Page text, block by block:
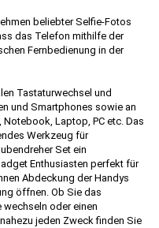
beliebter Selfie-Fotos
das Telefon mithilfe der
Fernbedienung in der
Tastaturwechsel und
und Smartphones sowie an
Notebook, Laptop, PC etc. Das
Werkzeug für
Set ein
Enthusiasten perfekt für
Abdeckung der Handys
öffnen. Ob Sie das
wechseln oder einen
jeden Zweck finden Sie